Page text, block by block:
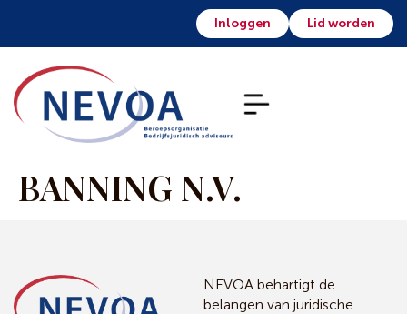
Inloggen Lid worden
BANNING N.V.
NEVOA behartigt de
belangen van juridische